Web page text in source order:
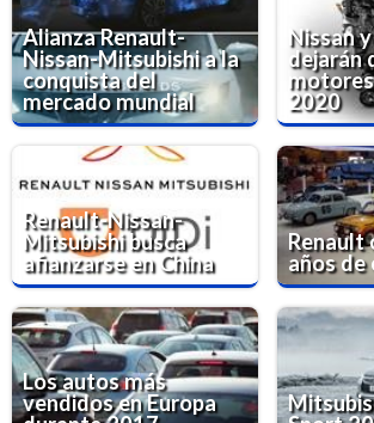
Alianza Renault-
Nissan-Mitsubishi a la
conquista del
mercado mundial
Nissan
dejarán
2020
Renault-Nissan-
Mitsubishi busca
afianzarse en China
Renault
años de
Los autos más
vendidos en Europa